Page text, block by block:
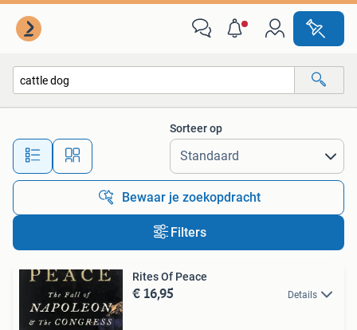
Alle afstanden…
Sorteer op
Bewaar je zoekopdracht
Filters
Rites Of Peace
€ 16,95 Details